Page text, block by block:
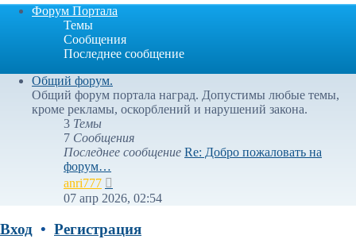
Форум Портала
Темы
Сообщения
Последнее сообщение
Общий форум.
Общий форум портала наград. Допустимы любые темы,
кроме рекламы, оскорблений и нарушений закона.
3 Темы
7 Сообщения
Последнее сообщение Re: Добро пожаловать на
форум…
anri777
к
07 апр 2026, 02:54
Вход • Регистрация